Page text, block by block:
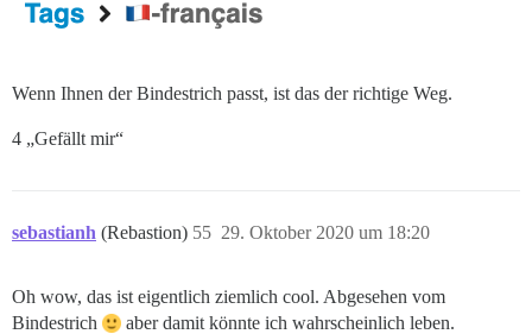
Wenn Ihnen der Bindestrich passt, ist das der richtige Weg.
4 „Gefällt mir“
sebastianh (Rebastion) 29. Oktober 2020 um 18:20
55
Oh wow, das ist eigentlich ziemlich cool. Abgesehen vom
Bindestrich
aber damit könnte ich wahrscheinlich leben.